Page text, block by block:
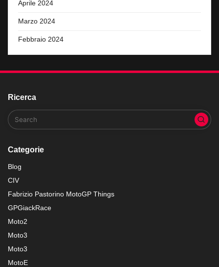
Aprile 2024
Marzo 2024
Febbraio 2024
Ricerca
Categorie
Blog
CIV
Fabrizio Pastorino MotoGP Things
GPGiackRace
Moto2
Moto3
Moto3
MotoE